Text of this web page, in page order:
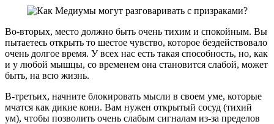
Во-вторых, место должно быть очень тихим и спокойным. Вы
пытаетесь открыть то шестое чувство, которое бездействовало
очень долгое время. У всех нас есть такая способность, но, как
и у любой мышцы, со временем она становится слабой, может
быть, на всю жизнь.
В-третьих, начните блокировать мысли в своем уме, которые
мчатся как дикие кони. Вам нужен открытый сосуд (тихий
ум), чтобы позволить очень слабым сигналам из-за пределов